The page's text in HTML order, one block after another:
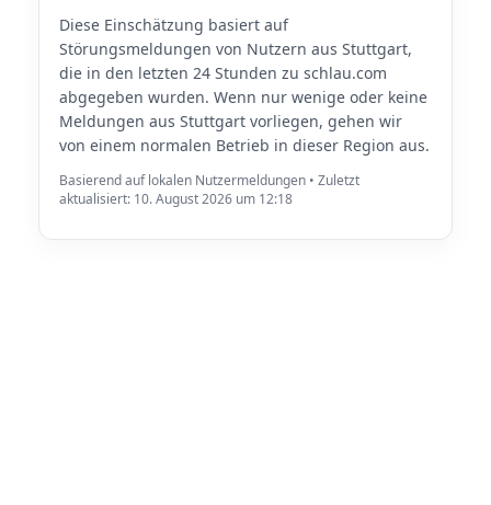
Diese Einschätzung basiert auf
Störungsmeldungen von Nutzern aus Stuttgart,
die in den letzten 24 Stunden zu schlau.com
abgegeben wurden. Wenn nur wenige oder keine
Meldungen aus Stuttgart vorliegen, gehen wir
von einem normalen Betrieb in dieser Region aus.
Basierend auf lokalen Nutzermeldungen • Zuletzt
aktualisiert: 10. August 2026 um 12:18